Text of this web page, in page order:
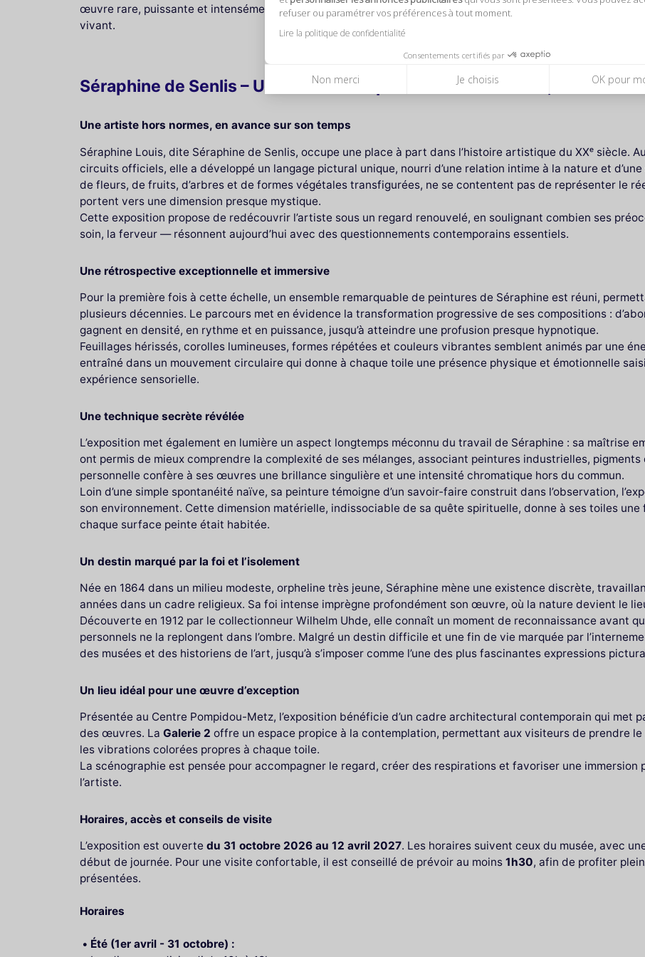
refuser ou paramétrer vos préférences à tout moment.
Lire la politique de confidentialité
Consentements certifiés par
Non merci Je choisis OK pour
œuvre rare, puissante et intensément habitée, où la peinture devient un espace de révélation intérieure
vivant.
Séraphine de Senlis – Une immersion picturale entre nature, ferveur et
Une artiste hors normes, en avance sur son temps
Séraphine Louis, dite Séraphine de Senlis, occupe une place à part dans l’histoire artistique du XXᵉ siècle.
circuits officiels, elle a développé un langage pictural unique, nourri d’une relation intime à la nature et
de fleurs, de fruits, d’arbres et de formes végétales transfigurées, ne se contentent pas de représenter le
portent vers une dimension presque mystique.
Cette exposition propose de redécouvrir l’artiste sous un regard renouvelé, en soulignant combien ses
soin, la ferveur — résonnent aujourd’hui avec des questionnements contemporains essentiels.
Une rétrospective exceptionnelle et immersive
Pour la première fois à cette échelle, un ensemble remarquable de peintures de Séraphine est réuni,
plusieurs décennies. Le parcours met en évidence la transformation progressive de ses compositions :
gagnent en densité, en rythme et en puissance, jusqu’à atteindre une profusion presque hypnotique.
Feuillages hérissés, corolles lumineuses, formes répétées et couleurs vibrantes semblent animés par une
entraîné dans un mouvement circulaire qui donne à chaque toile une présence physique et émotionnelle
expérience sensorielle.
Une technique secrète révélée
L’exposition met également en lumière un aspect longtemps méconnu du travail de Séraphine : sa maîtrise
ont permis de mieux comprendre la complexité de ses mélanges, associant peintures industrielles,
personnelle confère à ses œuvres une brillance singulière et une intensité chromatique hors du commun.
Loin d’une simple spontanéité naïve, sa peinture témoigne d’un savoir-faire construit dans l’observation,
son environnement. Cette dimension matérielle, indissociable de sa quête spirituelle, donne à ses toiles
chaque surface peinte était habitée.
Un destin marqué par la foi et l’isolement
Née en 1864 dans un milieu modeste, orpheline très jeune, Séraphine mène une existence discrète,
années dans un cadre religieux. Sa foi intense imprègne profondément son œuvre, où la nature devient le
Découverte en 1912 par le collectionneur Wilhelm Uhde, elle connaît un moment de reconnaissance avant
personnels ne la replongent dans l’ombre. Malgré un destin difficile et une fin de vie marquée par
des musées et des historiens de l’art, jusqu’à s’imposer comme l’une des plus fascinantes expressions
Un lieu idéal pour une œuvre d’exception
Présentée au Centre Pompidou-Metz, l’exposition bénéficie d’un cadre architectural contemporain qui met
des œuvres. La Galerie 2 offre un espace propice à la contemplation, permettant aux visiteurs de prendre
les vibrations colorées propres à chaque toile.
La scénographie est pensée pour accompagner le regard, créer des respirations et favoriser une immersion
l’artiste.
Horaires, accès et conseils de visite
L’exposition est ouverte du 31 octobre 2026 au 12 avril 2027. Les horaires suivent ceux du musée, avec
début de journée. Pour une visite confortable, il est conseillé de prévoir au moins 1h30, afin de profiter
présentées.
Horaires
Été (1er avril - 31 octobre) :